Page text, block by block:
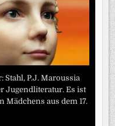
P.J. Maroussia
Jugendliteratur. Es ist
Mädchens aus dem 17.